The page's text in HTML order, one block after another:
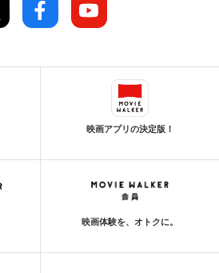
映画アプリの決定版！
映画体験を、オトクに。